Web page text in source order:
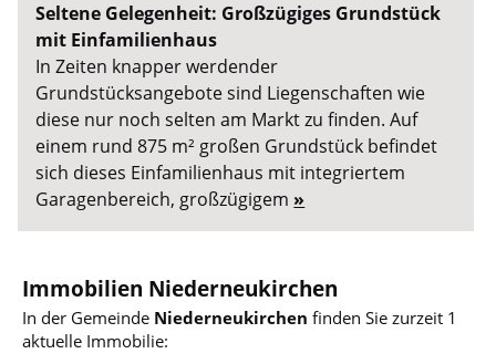
Seltene Gelegenheit: Großzügiges Grundstück
mit Einfamilienhaus
In Zeiten knapper werdender
Grundstücksangebote sind Liegenschaften wie
diese nur noch selten am Markt zu finden. Auf
einem rund 875 m² großen Grundstück befindet
sich dieses Einfamilienhaus mit integriertem
Garagenbereich, großzügigem »
Immobilien Niederneukirchen
In der Gemeinde Niederneukirchen finden Sie zurzeit 1
aktuelle Immobilie: